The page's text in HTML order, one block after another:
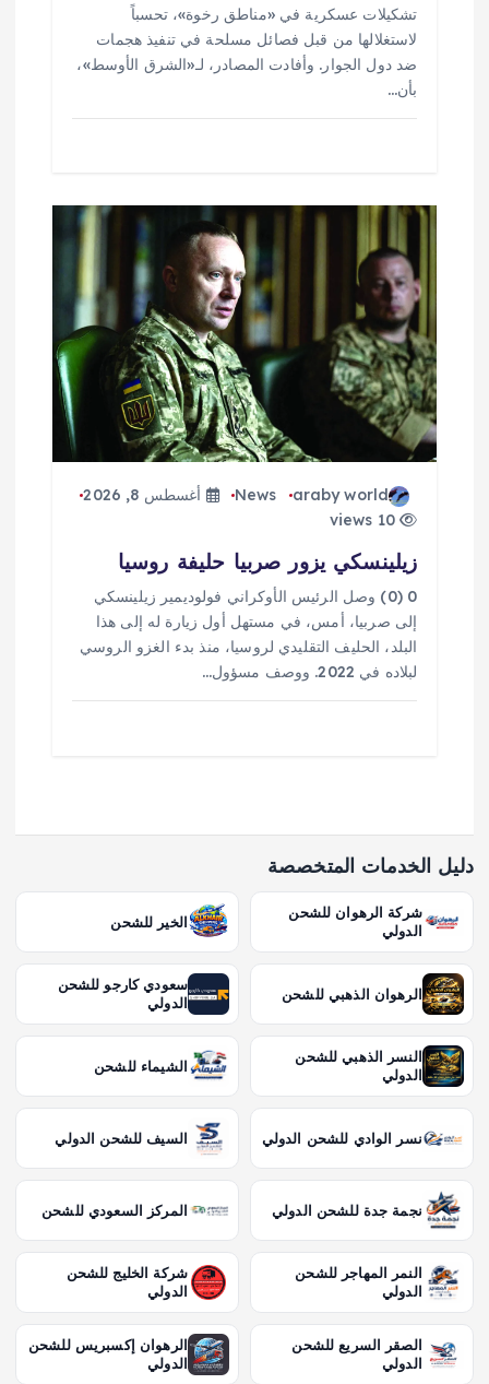
تشكيلات عسكرية في «مناطق رخوة»، تحسباً
لاستغلالها من قبل فصائل مسلحة في تنفيذ هجمات
ضد دول الجوار. وأفادت المصادر، لـ«الشرق الأوسط»،
بأن…
araby world
News
أغسطس 8, 2026
10 views
زيلينسكي يزور صربيا حليفة روسيا
0 (0) وصل الرئيس الأوكراني فولوديمير زيلينسكي
إلى صربيا، أمس، في مستهل أول زيارة له إلى هذا
البلد، الحليف التقليدي لروسيا، منذ بدء الغزو الروسي
لبلاده في 2022. ووصف مسؤول…
دليل الخدمات المتخصصة
شركة الرهوان للشحن
الدولي
الخير للشحن
الرهوان الذهبي للشحن
سعودي كارجو للشحن
الدولي
النسر الذهبي للشحن
الدولي
الشيماء للشحن
نسر الوادي للشحن الدولي السيف للشحن الدولي
نجمة جدة للشحن الدولي المركز السعودي للشحن
النمر المهاجر للشحن
الدولي
شركة الخليج للشحن
الدولي
الصقر السريع للشحن
الدولي
الرهوان إكسبريس للشحن
الدولي